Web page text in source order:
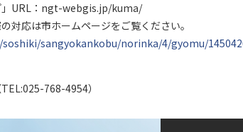
」URL：ngt-webgis.jp/kuma/
対応は市ホームページをご覧ください。
sangyokankobu/norinka/4/gyomu/
768-4954）